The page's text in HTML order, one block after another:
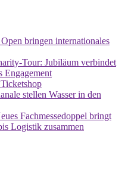
bringen internationales
Tour: Jubiläum verbindet
Engagement
stellen Wasser in den
Fachmessedoppel bringt
Logistik zusammen